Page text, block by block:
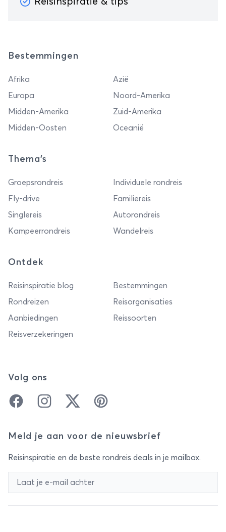
Bestemmingen
Afrika
Azië
Europa
Noord-Amerika
Midden-Amerika
Zuid-Amerika
Midden-Oosten
Oceanië
Thema's
Groepsrondreis
Individuele rondreis
Fly-drive
Familiereis
Singlereis
Autorondreis
Kampeerrondreis
Wandelreis
Ontdek
Reisinspiratie blog
Bestemmingen
Rondreizen
Reisorganisaties
Aanbiedingen
Reissoorten
Reisverzekeringen
Volg ons
FacebookInstagramTwitter Pinterest
Meld je aan voor de nieuwsbrief
Reisinspiratie en de beste rondreis deals in je mailbox.